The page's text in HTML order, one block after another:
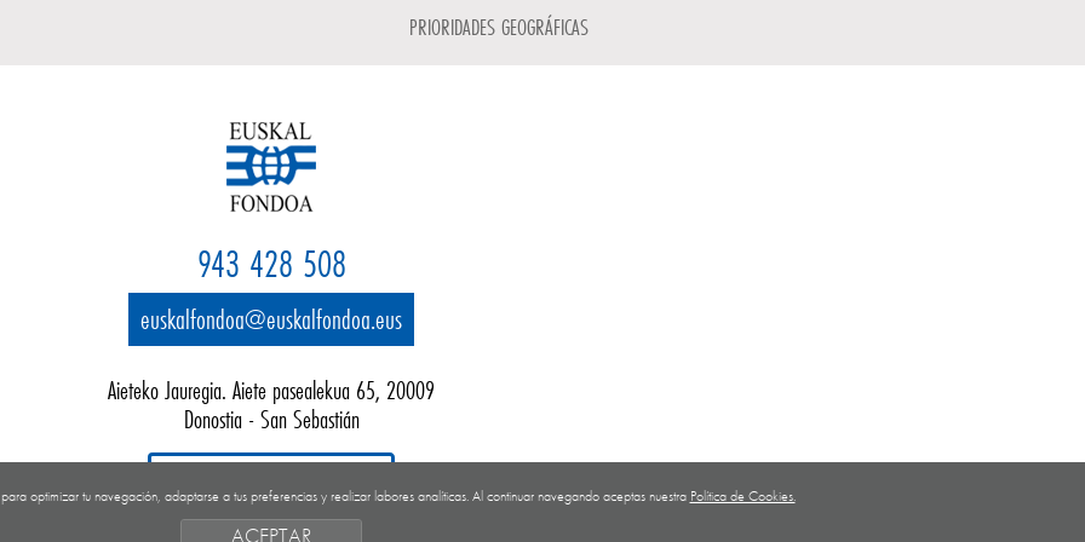
optimizar tu navegación, adaptarse a tus preferencias y realizar labores analíticas. Al continuar navegando aceptas nuestra Política de Cookies.
ACEPTAR
PRIORIDADES GEOGRÁFICAS
943 428 508
euskalfondoa@euskalfondoa.eus
Aieteko Jauregia. Aiete pasealekua 65, 20009
Donostia - San Sebastián